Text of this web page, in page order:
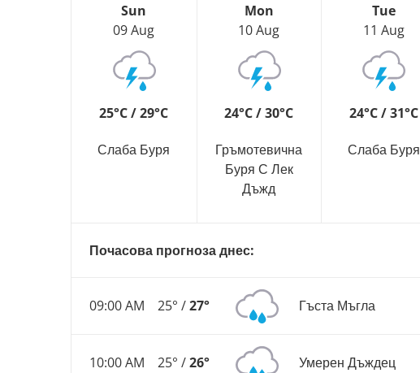
Sun
09 Aug
25°C / 29°C
Слаба Буря
Mon
10 Aug
24°C / 30°C
Гръмотевична
Буря С Лек
Дъжд
Tue
11 Aug
24°C / 31°C
Слаба Буря
Почасова прогноза днес:
09:00 AM 25° /27° Гъста Мъгла
10:00 AM 25° /26° Умерен Дъждец